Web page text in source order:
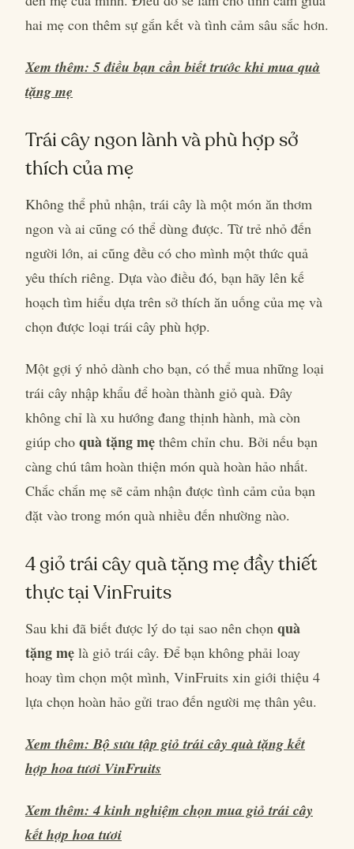
hai mẹ con thêm sự gắn kết và tình cảm sâu sắc hơn.
Xem thêm: 5 điều bạn cần biết trước khi mua quà
tặng mẹ
Trái cây ngon lành và phù hợp sở
thích của mẹ
Không thể phủ nhận, trái cây là một món ăn thơm
ngon và ai cũng có thể dùng được. Từ trẻ nhỏ đến
người lớn, ai cũng đều có cho mình một thức quả
yêu thích riêng. Dựa vào điều đó, bạn hãy lên kế
hoạch tìm hiểu dựa trên sở thích ăn uống của mẹ và
chọn được loại trái cây phù hợp.
Một gợi ý nhỏ dành cho bạn, có thể mua những loại
trái cây nhập khẩu để hoàn thành giỏ quà. Đây
không chỉ là xu hướng đang thịnh hành, mà còn
giúp cho quà tặng mẹ thêm chỉn chu. Bởi nếu bạn
càng chú tâm hoàn thiện món quà hoàn hảo nhất.
Chắc chắn mẹ sẽ cảm nhận được tình cảm của bạn
đặt vào trong món quà nhiều đến nhường nào.
4 giỏ trái cây quà tặng mẹ đầy thiết
thực tại VinFruits
Sau khi đã biết được lý do tại sao nên chọn quà
tặng mẹ là giỏ trái cây. Để bạn không phải loay
hoay tìm chọn một mình, VinFruits xin giới thiệu 4
lựa chọn hoàn hảo gửi trao đến người mẹ thân yêu.
Xem thêm: Bộ sưu tập giỏ trái cây quà tặng kết
hợp hoa tươi VinFruits
Xem thêm: 4 kinh nghiệm chọn mua giỏ trái cây
kết hợp hoa tươi